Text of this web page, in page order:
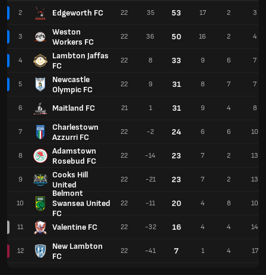
2 Edgeworth FC
3
Weston
Workers FC
4
Lambton Jaffas
FC
5
Newcastle
Olympic FC
6 Maitland FC
7
Charlestown
Azzurri FC
8
Adamstown
Rosebud FC
9
Cooks Hill
United
10
Belmont
Swansea United
FC
11 Valentine FC
12
New Lambton
FC
22 35 53 17 2 3
22 36 50 16 2 4
22 8 33 9 6 7
22 9 31 8 7 7
21 1 31 9 4 8
22 -2 24 6 6 10
22 -14 23 7 2 13
22 -21 23 7 2 13
22 -11 20 4 8 10
22 -32 16 4 4 14
22 -41 7 1 4 17